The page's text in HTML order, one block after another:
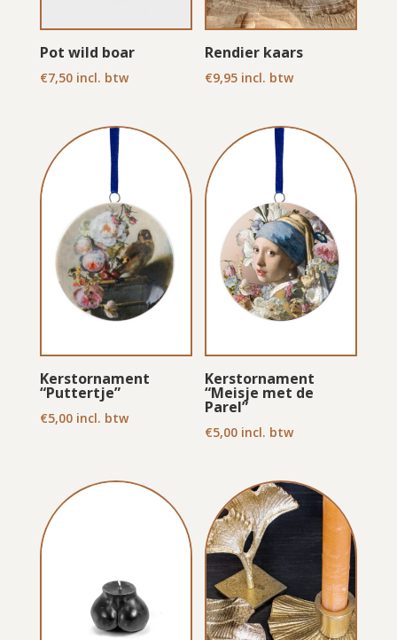
Pot wild boar
€7,50 incl. btw
Rendier kaars
€9,95 incl. btw
Kerstornament
“Puttertje”
€5,00 incl. btw
Kerstornament
“Meisje met de
Parel”
€5,00 incl. btw